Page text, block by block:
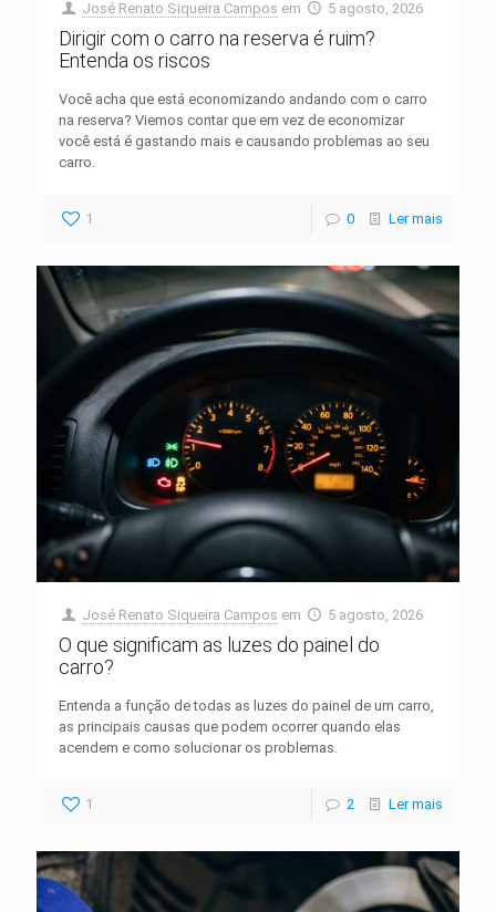
José Renato Siqueira Campos em 5 agosto, 2026
Dirigir com o carro na reserva é ruim?
Entenda os riscos
Você acha que está economizando andando com o carro
na reserva? Viemos contar que em vez de economizar
você está é gastando mais e causando problemas ao seu
carro.
1 0 Ler mais
José Renato Siqueira Campos em 5 agosto, 2026
O que significam as luzes do painel do
carro?
Entenda a função de todas as luzes do painel de um carro,
as principais causas que podem ocorrer quando elas
acendem e como solucionar os problemas.
1 2 Ler mais